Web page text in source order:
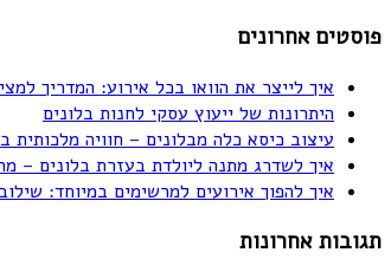
פוסטים אחרונים
איך לייצר את הוואו בכל אירוע: המדריך
היתרונות של ייעוץ עסקי לחנות בלונים
עיצוב כיסא כלה מבלונים – חוויה מלכותית
איך לשדרג מתנה ליולדת בעזרת בלונים –
איך להפוך אירועים למרשימים במיוחד:
תגובות אחרונות